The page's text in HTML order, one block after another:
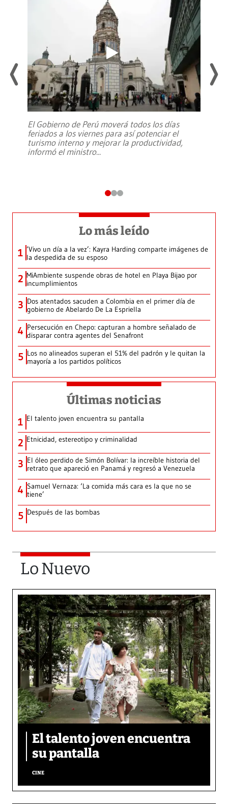
El Gobierno de Perú moverá todos los días
feriados a los viernes para así potenciar el
turismo interno y mejorar la productividad,
informó el ministro...
Lo más leído
1 ‘Vivo un día a la vez’: Kayra Harding comparte imágenes de
la despedida de su esposo
2 MiAmbiente suspende obras de hotel en Playa Bijao por
incumplimientos
3 Dos atentados sacuden a Colombia en el primer día de
gobierno de Abelardo De La Espriella
4 Persecución en Chepo: capturan a hombre señalado de
disparar contra agentes del Senafront
5 Los no alineados superan el 51% del padrón y le quitan la
mayoría a los partidos políticos
Últimas noticias
1 El talento joven encuentra su pantalla​
2 Etnicidad, estereotipo y criminalidad
3 El óleo perdido de Simón Bolívar: la increíble historia del
retrato que apareció en Panamá y regresó a Venezuela
4 Samuel Vernaza: ‘La comida más cara es la que no se
tiene’
5 Después de las bombas
Lo Nuevo
El talento joven encuentra
su pantalla​
CINE